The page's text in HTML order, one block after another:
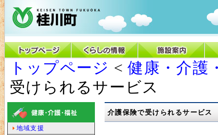
トップページ <健康・介護
受けられるサービス
介護保険で受けられるサービス
地域支援